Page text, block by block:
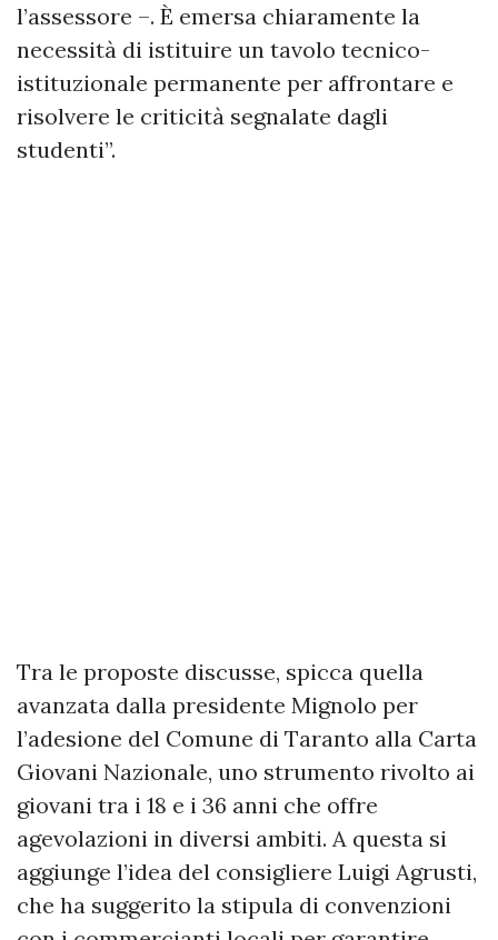
l’assessore –. È emersa chiaramente la
necessità di istituire un tavolo tecnico-
istituzionale permanente per affrontare e
risolvere le criticità segnalate dagli
studenti”.
Tra le proposte discusse, spicca quella
avanzata dalla presidente Mignolo per
l’adesione del Comune di Taranto alla Carta
Giovani Nazionale, uno strumento rivolto ai
giovani tra i 18 e i 36 anni che offre
agevolazioni in diversi ambiti. A questa si
aggiunge l’idea del consigliere Luigi Agrusti,
che ha suggerito la stipula di convenzioni